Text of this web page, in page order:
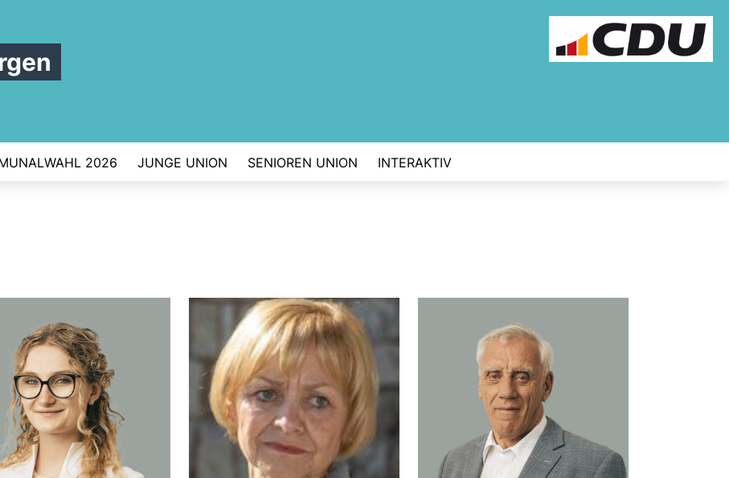
2026 JUNGE UNION SENIOREN UNION INTERAKTIV